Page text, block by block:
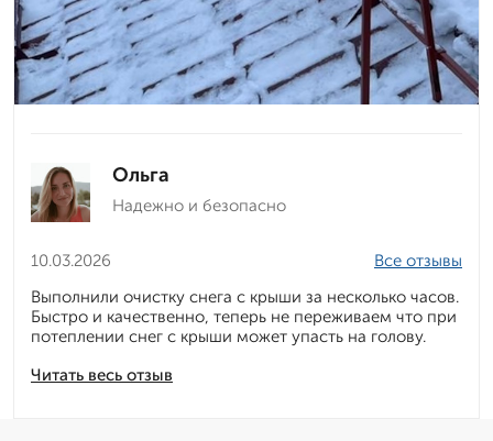
Ольга
Надежно и безопасно
10.03.2026
Читать весь отзыв
Все отзывы
Выполнили очистку снега с крыши за несколько часов.
Быстро и качественно, теперь не переживаем что при
потеплении снег с крыши может упасть на голову.